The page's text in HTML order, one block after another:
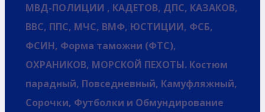
МВД-ПОЛИЦИИ , КАДЕТОВ, ДПС, КАЗАКОВ,
ВВС, ППС, МЧС, ВМФ, ЮСТИЦИИ, ФСБ,
ФСИН, Форма таможни (ФТС),
ОХРАНИКОВ, МОРСКОЙ ПЕХОТЫ. Костюм
парадный, Повседневный, Камуфляжный,
Сорочки, Футболки и Обмундирование